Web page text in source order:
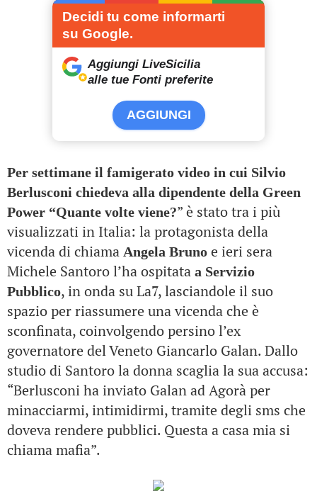
Decidi tu come informarti
su Google.
Aggiungi LiveSicilia
alle tue Fonti preferite
AGGIUNGI
Per settimane il famigerato video in cui Silvio
Berlusconi chiedeva alla dipendente della Green
Power “Quante volte viene?” è stato tra i più
visualizzati in Italia: la protagonista della
vicenda di chiama Angela Bruno e ieri sera
Michele Santoro l’ha ospitata a Servizio
Pubblico, in onda su La7, lasciandole il suo
spazio per riassumere una vicenda che è
sconfinata, coinvolgendo persino l’ex
governatore del Veneto Giancarlo Galan. Dallo
studio di Santoro la donna scaglia la sua accusa:
“Berlusconi ha inviato Galan ad Agorà per
minacciarmi, intimidirmi, tramite degli sms che
doveva rendere pubblici. Questa a casa mia si
chiama mafia”.